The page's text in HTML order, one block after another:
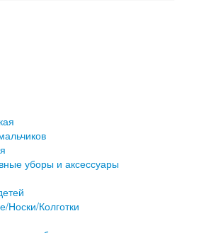
уборы и аксессуары
Носки/Колготки